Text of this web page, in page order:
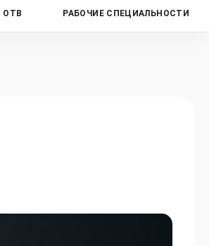
ОТВ РАБОЧИЕ СПЕЦИАЛЬНОСТИ